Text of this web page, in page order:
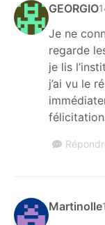
GEORGIO
Je ne
regarde
je lis
j’ai vu le
Martinolle